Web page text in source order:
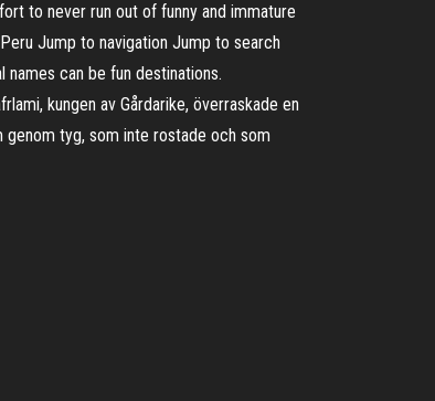
to never run out of funny and immature
Jump to navigation Jump to search
names can be fun destinations.
kungen av Gårdarike, överraskade en
genom tyg, som inte rostade och som